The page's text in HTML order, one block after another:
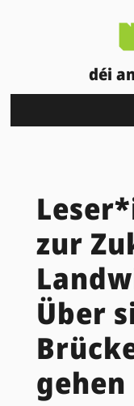
déi
zur
Über
gehen